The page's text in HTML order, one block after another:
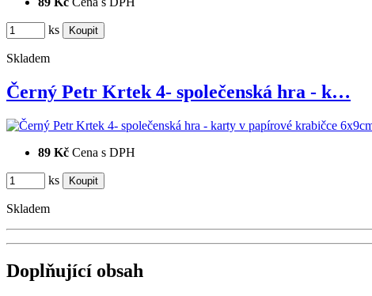
ks
Skladem
Černý Petr Krtek 4- společenská hra - k…
89 Kč Cena s DPH
ks
Skladem
Doplňující obsah